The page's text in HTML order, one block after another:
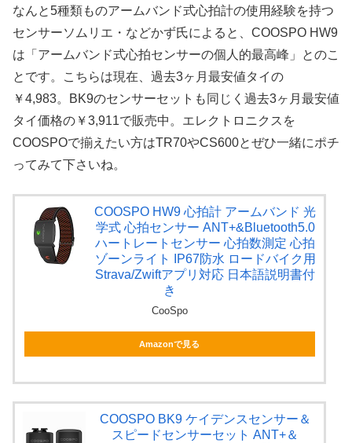
なんと5種類ものアームバンド式心拍計の使用経験を持つ
センサーソムリエ・などかず氏によると、COOSPO HW9
は「アームバンド式心拍センサーの個人的最高峰」とのこ
とです。こちらは現在、過去3ヶ月最安値タイの
￥4,983。BK9のセンサーセットも同じく過去3ヶ月最安値
タイ価格の￥3,911で販売中。エレクトロニクスを
COOSPOで揃えたい方はTR70やCS600とぜひ一緒にポチ
ってみて下さいね。
COOSPO HW9 心拍計 アームバンド 光
学式 心拍センサー ANT+&Bluetooth5.0
ハートレートセンサー 心拍数測定 心拍
ゾーンライト IP67防水 ロードバイク用
Strava/Zwiftアプリ対応 日本語説明書付
き
CooSpo
Amazonで見る
COOSPO BK9 ケイデンスセンサー＆
スピードセンサーセット ANT+＆